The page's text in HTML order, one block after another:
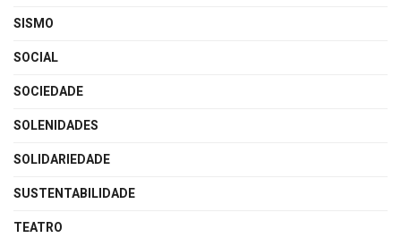
SISMO
SOCIAL
SOCIEDADE
SOLENIDADES
SOLIDARIEDADE
SUSTENTABILIDADE
TEATRO